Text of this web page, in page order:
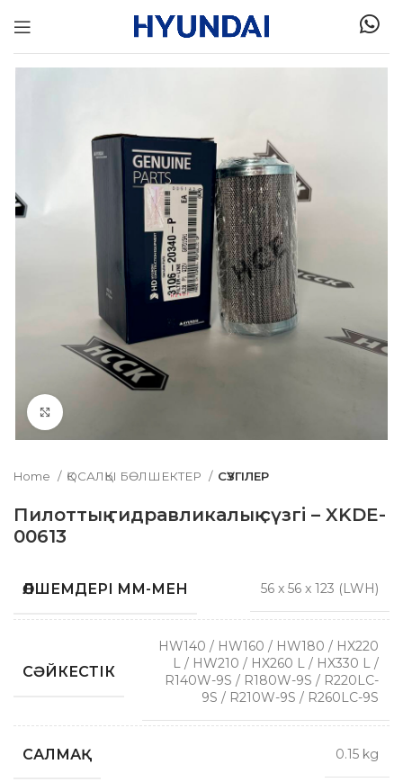
Home ҚОСАЛҚЫ БӨЛШЕКТЕР СҮЗГІЛЕР
Пилоттық гидравликалық сүзгі – XKDE-
00613
ӨЛШЕМДЕРІ ММ-МЕН 56 x 56 x 123 (LWH)
СӘЙКЕСТІК
HW140 / HW160 / HW180 / HX220
L / HW210 / HX260 L / HX330 L /
R140W-9S / R180W-9S / R220LC-
9S / R210W-9S / R260LC-9S
САЛМАҚ 0.15 kg